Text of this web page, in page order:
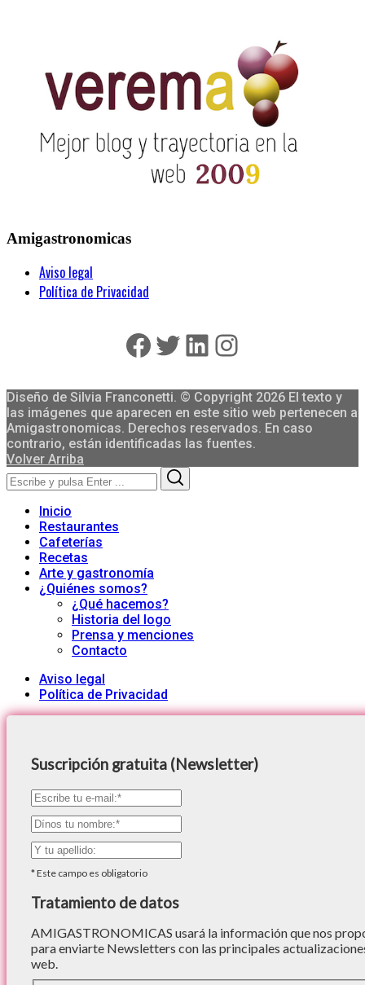
Amigastronomicas
Aviso legal
Política de Privacidad
Facebook
Twitter
LinkedIn
Instagram
Diseño de Silvia Franconetti. © Copyright 2026 El texto y
las imágenes que aparecen en este sitio web pertenecen a
Amigastronomicas. Derechos reservados. En caso
contrario, están identificadas las fuentes.
Volver Arriba
Search
for:
Inicio
Restaurantes
Cafeterías
Recetas
Arte y gastronomía
¿Quiénes somos?
¿Qué hacemos?
Historia del logo
Prensa y menciones
Contacto
Aviso legal
Política de Privacidad
Suscripción gratuita (Newsletter)
*Este campo es obligatorio
Tratamiento de datos
AMIGASTRONOMICAS usará la información que nos
para enviarte Newsletters con las principales
web.